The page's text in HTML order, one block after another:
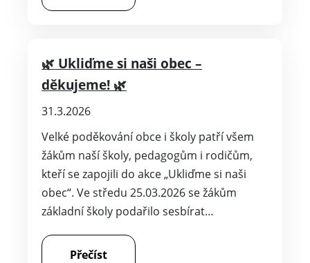
🌿 Ukliďme si naši obec –
děkujeme! 🌿
31.3.2026
Velké poděkování obce i školy patří všem
žákům naší školy, pedagogům i rodičům,
kteří se zapojili do akce „Ukliďme si naši
obec“. Ve středu 25.03.2026 se žákům
základní školy podařilo sesbírat…
Přečíst